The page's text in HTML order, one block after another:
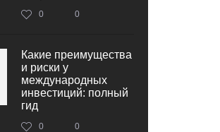
0 0
Какие преимущества
и риски у
международных
инвестиций: полный
гид
0 0